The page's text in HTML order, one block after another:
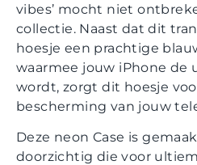
vibes’ mocht niet
collectie. Naast dat dit
hoesje een prachtige
waarmee jouw iPhone de
wordt, zorgt dit hoesje
bescherming van jouw
Deze neon Case is
doorzichtig die voor